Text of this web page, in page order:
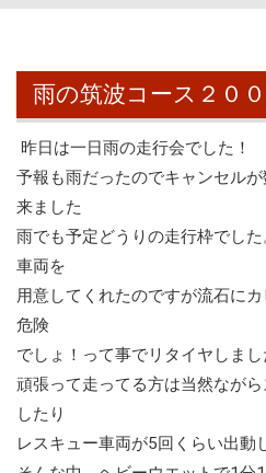
雨の筑波コース２０
昨日は一日雨の走行会でした！
予報も雨だったのでキャンセル
来ました
雨でも予定どうりの走行枠でし
車両を
用意してくれたのですが流石に
危険
でしょ！って事でリタイヤしまし
頑張って走ってる方は当然なが
したり
レスキュー車両が5回くらい出動